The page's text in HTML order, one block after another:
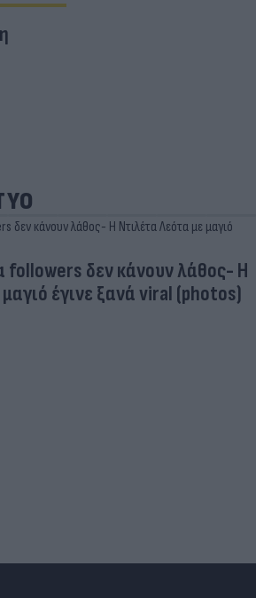
followers δεν κάνουν λάθος- Η
έγινε ξανά viral (photos)